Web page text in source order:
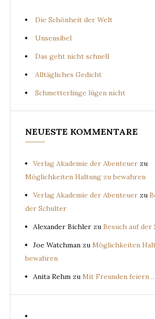
Die Schönheit der Welt
Unsensibel
Das geht nicht schnell
Alltägliches Gedicht
Schmetterlinge lügen nicht
NEUESTE KOMMENTARE
Verlag Akademie der Abenteuer zu
Möglichkeiten Haltung zu bewahren
Verlag Akademie der Abenteuer zu
der Schulter
Alexander Bichler zu Besuch auf der
Joe Watchman zu Möglichkeiten
bewahren
Anita Rehm zu Mit Freunden feiern